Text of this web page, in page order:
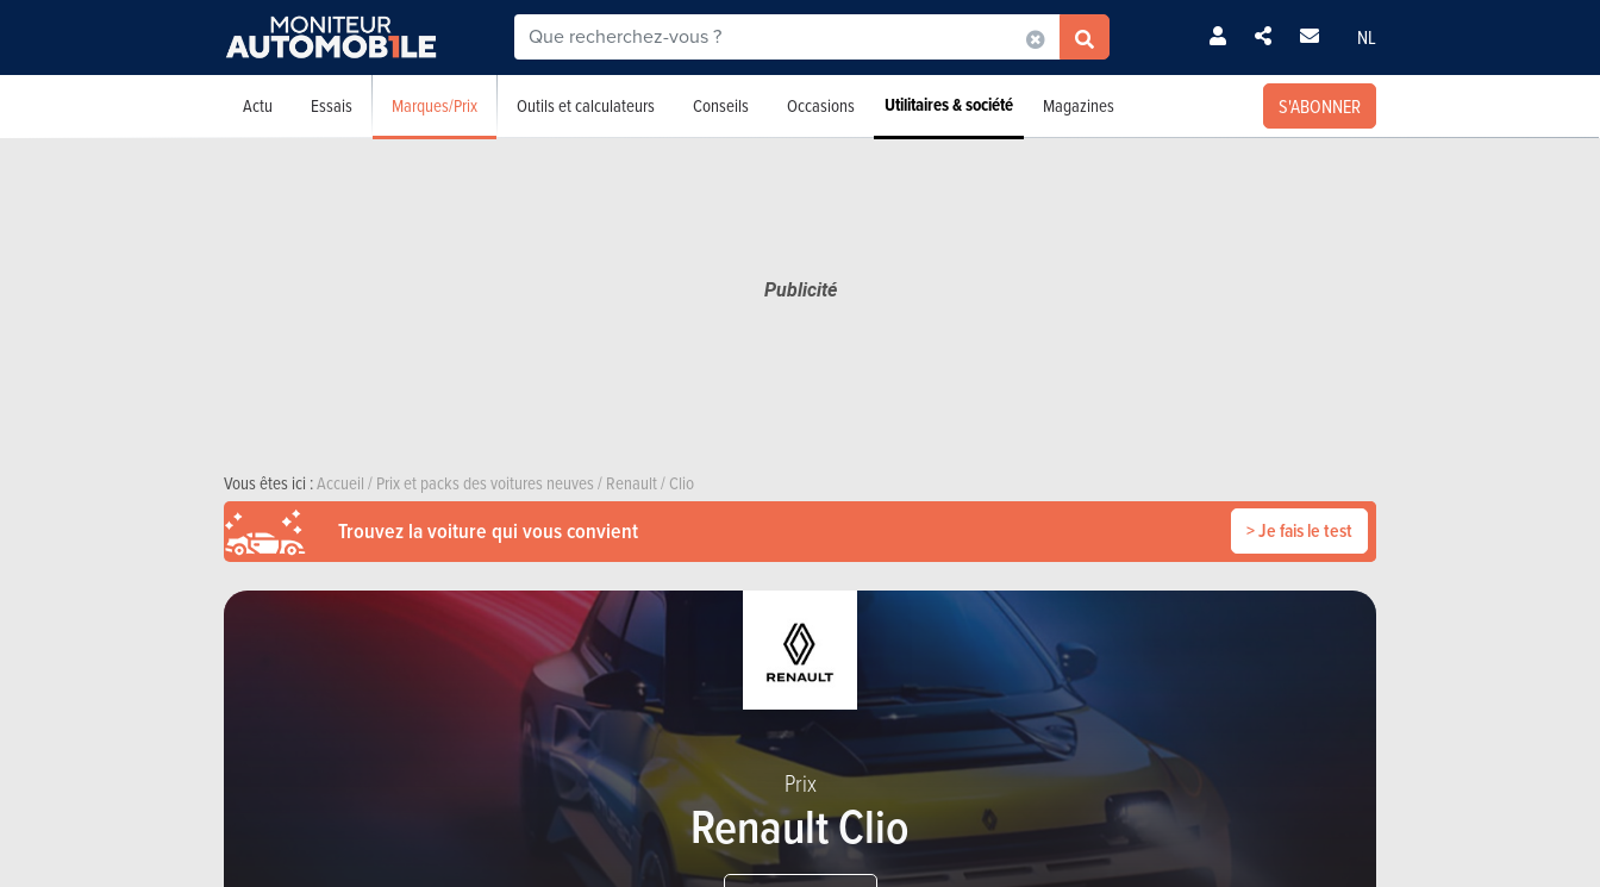
NL
Actu Essais Marques/Prix Outils et calculateurs Conseils Occasions Utilitaires & société Magazines S'ABONNER
Vous êtes ici :Accueil/Prix et packs des voitures neuves/Renault/Clio
Trouvez la voiture qui vous convient > Je fais le test
Prix
Renault Clio